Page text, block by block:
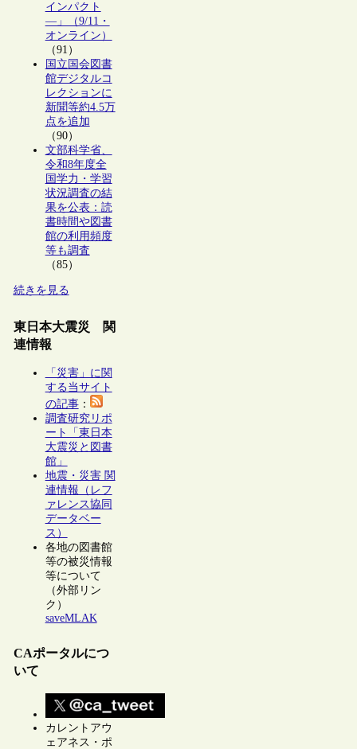
インパクト
―」（9/11・
オンライン）
（91）
国立国会図書
館デジタルコ
レクションに
新聞等約4.5万
点を追加
（90）
文部科学省、
令和8年度全
国学力・学習
状況調査の結
果を公表：読
書時間や図書
館の利用頻度
等も調査
（85）
続きを見る
東日本大震災 関
連情報
「災害」に関
する当サイト
の記事：
調査研究リポ
ート「東日本
大震災と図書
館」
地震・災害 関
連情報（レフ
ァレンス協同
データベー
ス）
各地の図書館
等の被災情報
等について
（外部リン
ク）
saveMLAK
CAポータルにつ
いて
カレントアウ
ェアネス・ポ